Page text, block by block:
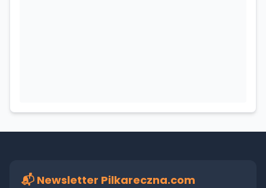
📬 Newsletter Pilkareczna.com